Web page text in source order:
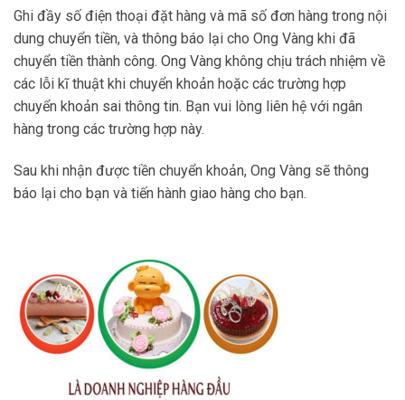
Ghi đầy số điện thoại đặt hàng và mã số đơn hàng trong nội
dung chuyển tiền, và thông báo lại cho Ong Vàng khi đã
chuyển tiền thành công. Ong Vàng không chịu trách nhiệm về
các lỗi kĩ thuật khi chuyển khoản hoặc các trường hợp
chuyển khoản sai thông tin. Bạn vui lòng liên hệ với ngân
hàng trong các trường hợp này.
Sau khi nhận được tiền chuyển khoản, Ong Vàng sẽ thông
báo lại cho bạn và tiến hành giao hàng cho bạn.